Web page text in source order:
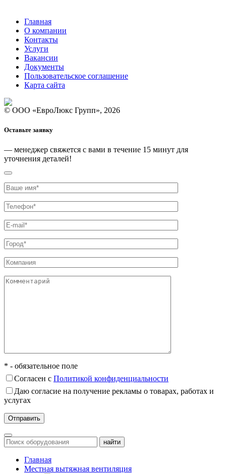
Главная
О компании
Контакты
Услуги
Вакансии
Документы
Пользовательское соглашение
Карта сайта
© ООО «ЕвроЛюкс Групп», 2026
Оставьте заявку
— менеджер свяжется с вами в течение 15 минут для
уточнения деталей!
* - обязательное поле
Согласен с Политикой конфиденциальности
Даю согласие на получение рекламы о товарах, работах и
услугах
Главная
Местная вытяжная вентиляция